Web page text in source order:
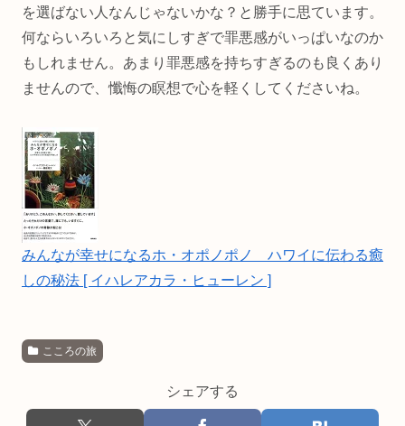
を選ばない人なんじゃないかな？と勝手に思ています。
何ならいろいろと気にしすぎで罪悪感がいっぱいなのか
もしれません。あまり罪悪感を持ちすぎるのも良くあり
ませんので、懺悔の瞑想で心を軽くしてくださいね。
みんなが幸せになるホ・オポノポノ ハワイに伝わる癒
しの秘法 [ イハレアカラ・ヒューレン ]
こころの旅
シェアする